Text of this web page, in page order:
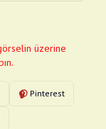
üzerine
Pinterest